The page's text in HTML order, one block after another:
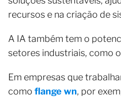
recursos e na criação de
A IA também tem o
setores industriais, como
Em empresas que
como flange wn, por